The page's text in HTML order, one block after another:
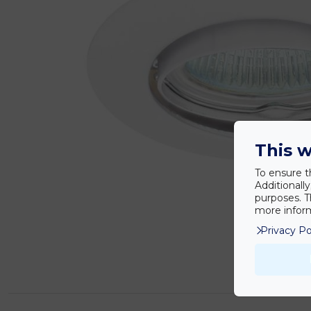
This
To ensure
purposes.
more
Privacy